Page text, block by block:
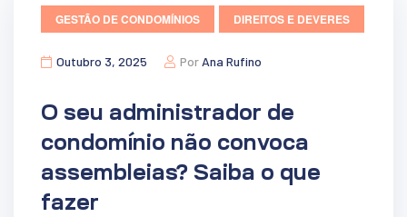
GESTÃO DE CONDOMÍNIOS DIREITOS E DEVERES
Outubro 3, 2025 Por Ana Rufino
O seu administrador de
condomínio não convoca
assembleias? Saiba o que
fazer